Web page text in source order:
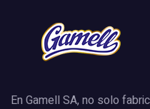
En Gamell SA, no solo